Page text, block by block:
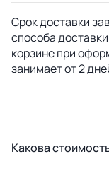
Срок доставки
способа
корзине при
занимает от 2
Какова